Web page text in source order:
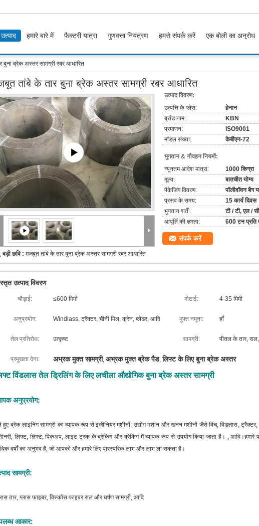
उत्पाद हमारे बारे में फैक्टरी यात्रा गुणवत्ता नियंत्रण हमसे संपर्क करें एक बोली का अनुरोध
बुना ब्रेक अस्तर सामग्री रबर आधारित
तांबे के तार बुना ब्रेक अस्तर सामग्री रबर आधारित
बड़ी छवि : मजबूत तांबे के तार बुना ब्रेक अस्तर सामग्री रबर आधारित
उत्पाद विवरण:
उत्पत्ति के प्लेस:
हेनान
ब्रांड नाम:
KBN
प्रमाणन:
ISO9001
मॉडल संख्या:
केबीएन-72
भुगतान & नौवहन नियमों:
न्यूनतम आदेश मात्रा:
1000 किग्रा
मूल्य:
बातचीत योग्य
पैकेजिंग विवरण:
पॉलीवॉवन बैग
प्रसव के समय:
15 कार्य दिवस
भुगतान शर्तें:
टी / टी, एल /
आपूर्ति की क्षमता:
600 टन प्रति
संपर्क करें
उत्पाद विवरण
चौड़ाई: ≤600 मिमी मोटाई: 4-35 मिमी
अनुप्रयोग: Windlass, ट्रैक्टर, चीनी मिल, क्रेन, ब्लेंडर, आदि मुफ्त नमूना: हाँ
तेल प्रतिरोध: उत्कृष्ट सामग्री: पीतल के तार,
प्रमुखता देना: अभ्रक मुक्त सामग्री, अभ्रक मुक्त ब्रेक पैड,लिफ्ट के लिए बुना ब्रेक अस्तर
विंडलास तेल ड्रिलिंग के लिए लचीला औद्योगिक बुना ब्रेक अस्तर सामग्री
अनुप्रयोग:
हुए ब्रेक लाइनिंग सामग्री का व्यापक रूप से इंजीनियर मशीनों, उद्योग मशीन और खनन मशीनों जैसे विंच, विंडलास, ट्रैक्टर,
लिफ्ट, लिफ्ट, पिकअप, लाइट ट्रक के ब्रेकिंग और ब्रेकिंग में व्यापक रूप से उपयोग किया जाता है। , आदि।हमारे
वर्षों का अनुभव है, जो आपको और हमारे लिए पारस्परिक लाभ और लाभ ला सकता है।
सामग्री:
रास तार, ग्लास फाइबर, विस्कोस फाइबर राल और घर्षण सामग्री, आदि
आकार: